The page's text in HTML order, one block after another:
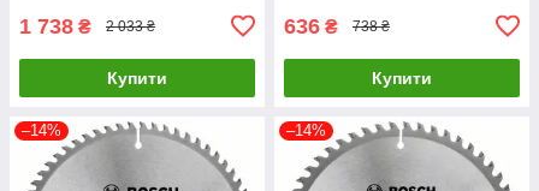
1 738 ₴ 2 033 ₴
Купити
636 ₴ 738 ₴
Купити
–14% –14%